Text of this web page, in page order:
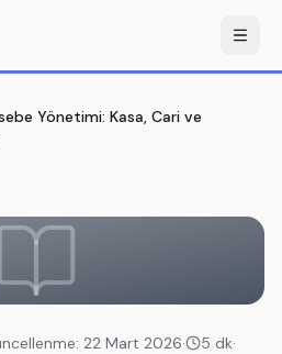
Yönetimi: Kasa, Cari ve
: 22 Mart 2026· 5 dk·